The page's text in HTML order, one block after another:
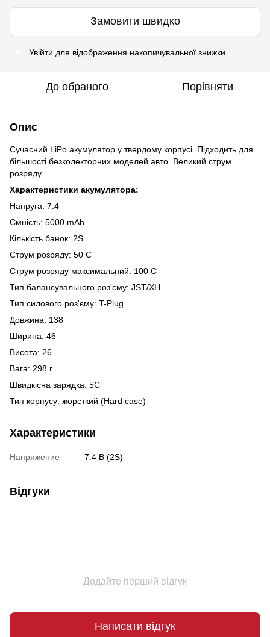
Замовити швидко
Увійти для відображення накопичувальної знижки
До обраного Порівняти
Опис
Сучасний LiPo акумулятор у твердому корпусі. Підходить для
більшості безколекторних моделей авто. Великий струм
розряду.
Характеристики акумулятора:
Напруга: 7.4
Ємність: 5000 mAh
Кількість банок: 2S
Струм розряду: 50 C
Струм розряду максимальний: 100 C
Тип балансувального роз'єму: JST/XH
Тип силового роз'єму: T-Plug
Довжина: 138
Ширина: 46
Висота: 26
Вага: 298 г
Швидкісна зарядка: 5C
Тип корпусу: жорсткий (Hard case)
Характеристики
Напряжение 7.4 В (2S)
Відгуки
Додайте перший відгук
Написати відгук